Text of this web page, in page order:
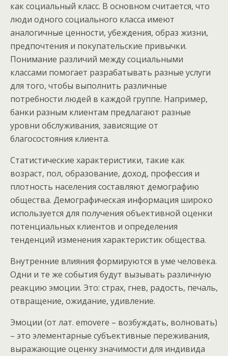
как социальный класс. В основном считается, что
люди одного социального класса имеют
аналогичные ценности, убеждения, образ жизни,
предпочтения и покупательские привычки.
Понимание различий между социальными
классами помогает разрабатывать разные услуги
для того, чтобы выполнить различные
потребности людей в каждой группе. Например,
банки разным клиентам предлагают разные
уровни обслуживания, зависящие от
благосостояния клиента.
Статистические характеристики, такие как
возраст, пол, образование, доход, профессия и
плотность населения составляют демографию
общества. Демографическая информация широко
используется для получения объективной оценки
потенциальных клиентов и определения
тенденций изменения характеристик общества.
Внутренние влияния формируются в уме человека.
Одни и те же события будут вызывать различную
реакцию эмоции. Это: страх, гнев, радость, печаль,
отвращение, ожидание, удивление.
Эмоции (от лат. emovere – возбуждать, волновать)
– это элементарные субъективные переживания,
выражающие оценку значимости для индивида